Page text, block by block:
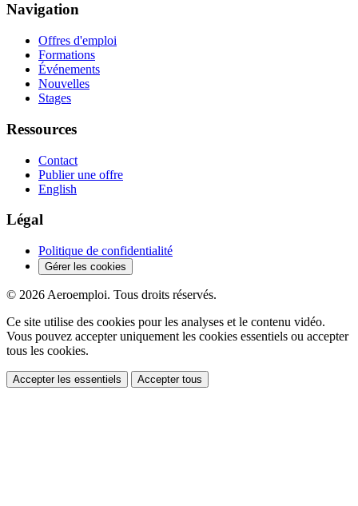
Navigation
Offres d'emploi
Formations
Événements
Nouvelles
Stages
Ressources
Contact
Publier une offre
English
Légal
Politique de confidentialité
Gérer les cookies
© 2026 Aeroemploi. Tous droits réservés.
Ce site utilise des cookies pour les analyses et le contenu vidéo.
Vous pouvez accepter uniquement les cookies essentiels ou accepter
tous les cookies.
Accepter les essentiels Accepter tous